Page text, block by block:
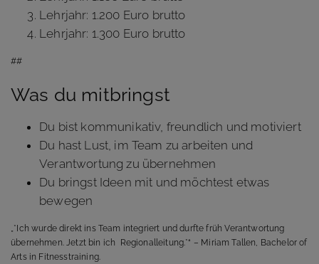
Lehrjahr: 1.200 Euro brutto
Lehrjahr: 1.300 Euro brutto
##
Was du mitbringst
Du bist kommunikativ, freundlich und motiviert
Du hast Lust, im Team zu arbeiten und
Verantwortung zu übernehmen
Du bringst Ideen mit und möchtest etwas
bewegen
„*Ich wurde direkt ins Team integriert und durfte früh Verantwortung
übernehmen. Jetzt bin ich Regionalleitung.*“ – Miriam Tallen, Bachelor of
Arts in Fitnesstraining.